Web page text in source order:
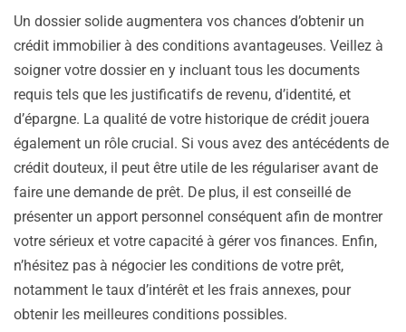
Un dossier solide augmentera vos chances d’obtenir un
crédit immobilier à des conditions avantageuses. Veillez à
soigner votre dossier en y incluant tous les documents
requis tels que les justificatifs de revenu, d’identité, et
d’épargne. La qualité de votre historique de crédit jouera
également un rôle crucial. Si vous avez des antécédents de
crédit douteux, il peut être utile de les régulariser avant de
faire une demande de prêt. De plus, il est conseillé de
présenter un apport personnel conséquent afin de montrer
votre sérieux et votre capacité à gérer vos finances. Enfin,
n’hésitez pas à négocier les conditions de votre prêt,
notamment le taux d’intérêt et les frais annexes, pour
obtenir les meilleures conditions possibles.